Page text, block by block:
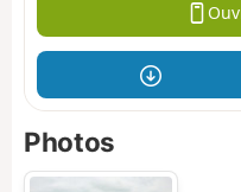
Photos